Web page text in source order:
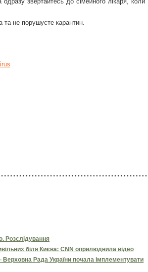
та не порушуєте карантин.
Розслідування
біля Києва: CNN оприлюднила відео
Рада України почала імплементувати